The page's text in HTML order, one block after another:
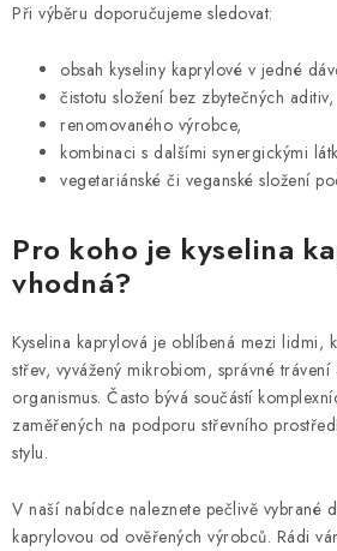
Při výběru doporučujeme sledovat:
obsah kyseliny kaprylové v jedné
čistotu složení bez zbytečných aditiv,
renomovaného výrobce,
kombinaci s dalšími synergickými
vegetariánské či veganské složení
Pro koho je kyselina
vhodná?
Kyselina kaprylová je oblíbená mezi lidmi,
střev, vyvážený mikrobiom, správné
organismus. Často bývá součástí
zaměřených na podporu střevního
stylu.
V naší nabídce naleznete pečlivě vybrané
kaprylovou od ověřených výrobců. Rádi